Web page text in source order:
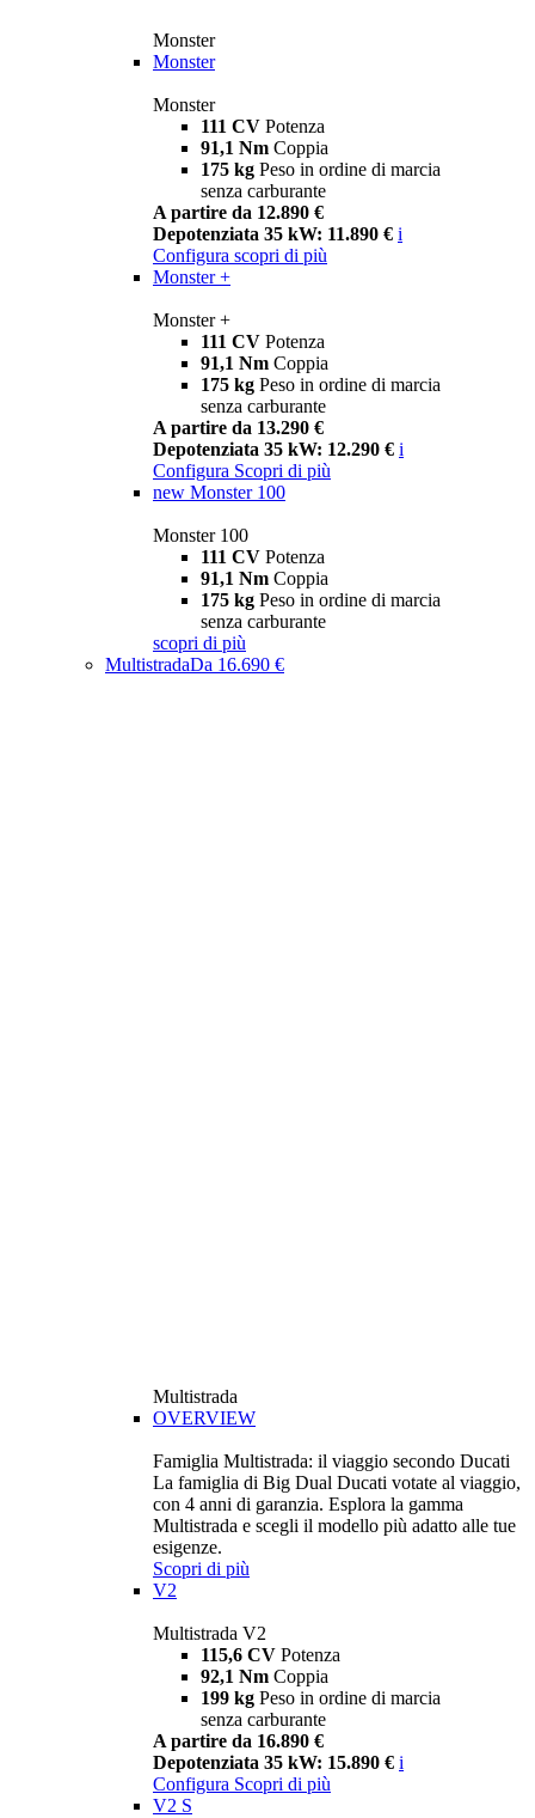
Monster
Monster
Monster
111 CV Potenza
91,1 Nm Coppia
175 kg Peso in ordine di marcia
senza carburante
A partire da 12.890 €
Depotenziata 35 kW: 11.890 € i
Configura scopri di più
Monster +
Monster +
111 CV Potenza
91,1 Nm Coppia
175 kg Peso in ordine di marcia
senza carburante
A partire da 13.290 €
Depotenziata 35 kW: 12.290 € i
Configura Scopri di più
new Monster 100
Monster 100
111 CV Potenza
91,1 Nm Coppia
175 kg Peso in ordine di marcia
senza carburante
scopri di più
MultistradaDa 16.690 €
Multistrada
OVERVIEW
Famiglia Multistrada: il viaggio secondo Ducati
La famiglia di Big Dual Ducati votate al viaggio,
con 4 anni di garanzia. Esplora la gamma
Multistrada e scegli il modello più adatto alle tue
esigenze.
Scopri di più
V2
Multistrada V2
115,6 CV Potenza
92,1 Nm Coppia
199 kg Peso in ordine di marcia
senza carburante
A partire da 16.890 €
Depotenziata 35 kW: 15.890 € i
Configura Scopri di più
V2 S